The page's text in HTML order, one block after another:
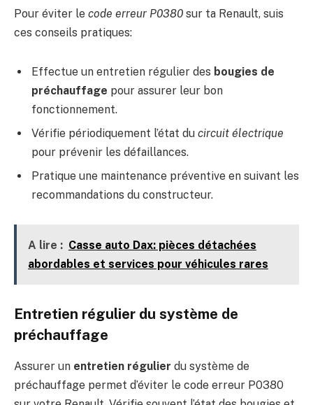
Pour éviter le code erreur P0380 sur ta Renault, suis
ces conseils pratiques:
Effectue un entretien régulier des bougies de
préchauffage pour assurer leur bon
fonctionnement.
Vérifie périodiquement l’état du circuit électrique
pour prévenir les défaillances.
Pratique une maintenance préventive en suivant les
recommandations du constructeur.
A lire : Casse auto Dax: pièces détachées
abordables et services pour véhicules rares
Entretien régulier du système de
préchauffage
Assurer un entretien régulier du système de
préchauffage permet d’éviter le code erreur P0380